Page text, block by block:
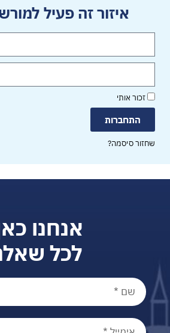
איזור זה פעיל
זכור אותי
התחברות
שחזור סיסמה?
אנחנו
לכל